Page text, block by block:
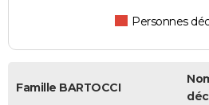
Personnes
Famille BARTOCCI